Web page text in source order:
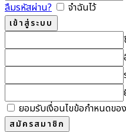
ลืมรหัสผ่าน?
จำฉันไว้
ยอมรับเงื่อนไขข้อกำหนดข